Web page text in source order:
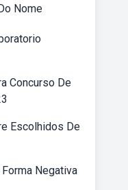
Nome
Concurso De
Escolhidos De
Negativa